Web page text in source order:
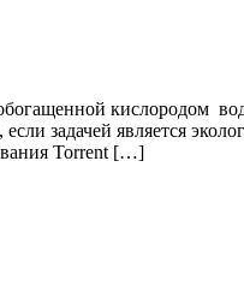
кислородом
задачей является
Torrent […]